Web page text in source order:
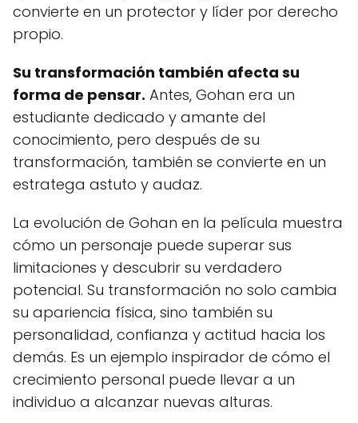
convierte en un protector y líder por derecho
propio.
Su transformación también afecta su
forma de pensar. Antes, Gohan era un
estudiante dedicado y amante del
conocimiento, pero después de su
transformación, también se convierte en un
estratega astuto y audaz.
La evolución de Gohan en la película muestra
cómo un personaje puede superar sus
limitaciones y descubrir su verdadero
potencial. Su transformación no solo cambia
su apariencia física, sino también su
personalidad, confianza y actitud hacia los
demás. Es un ejemplo inspirador de cómo el
crecimiento personal puede llevar a un
individuo a alcanzar nuevas alturas.